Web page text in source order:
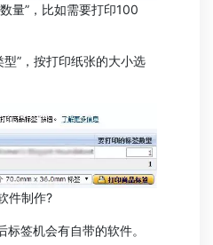
”，比如需要打印100
”，按打印纸张的大小选
件制作?
签机会有自带的软件。